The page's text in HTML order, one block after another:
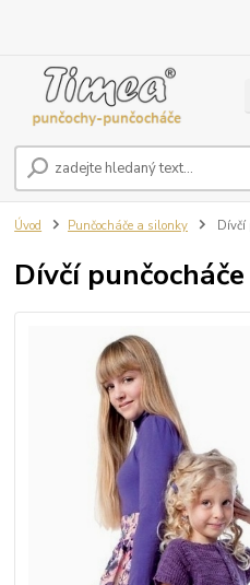
Úvod Punčocháče a silonky Dívčí
Dívčí